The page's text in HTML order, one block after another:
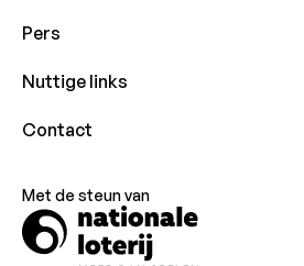
Pers
Nuttige links
Contact
Met de steun van